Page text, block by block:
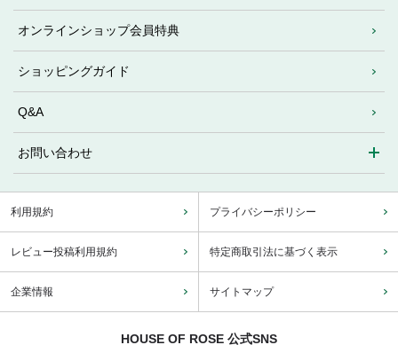
オンラインショップ会員特典
ショッピングガイド
Q&A
お問い合わせ
利用規約 プライバシーポリシー
レビュー投稿利用規約 特定商取引法に基づく表示
企業情報 サイトマップ
HOUSE OF ROSE 公式SNS